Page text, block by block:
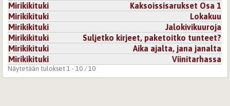
Mirikikituki
Kaksoissisarukset Osa 1
Mirikikituki
Lokakuu
Mirikikituki
Jalokivikuuroja
Mirikikituki
Suljetko kirjeet, paketoitko tunteet?
Mirikikituki
Aika ajalta, jana janalta
Mirikikituki
Viinitarhassa
Näytetään tulokset 1 - 10 / 10